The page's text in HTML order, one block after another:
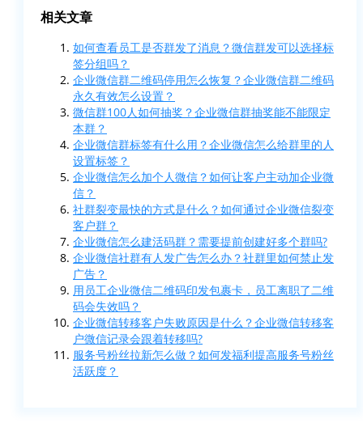
相关文章
如何查看员工是否群发了消息？微信群发可以选择标
签分组吗？
企业微信群二维码停用怎么恢复？企业微信群二维码
永久有效怎么设置？
微信群100人如何抽奖？企业微信群抽奖能不能限定
本群？
企业微信群标签有什么用？企业微信怎么给群里的人
设置标签？
企业微信怎么加个人微信？如何让客户主动加企业微
信？
社群裂变最快的方式是什么？如何通过企业微信裂变
客户群？
企业微信怎么建活码群？需要提前创建好多个群吗?
企业微信社群有人发广告怎么办？社群里如何禁止发
广告？
用员工企业微信二维码印发包裹卡，员工离职了二维
码会失效吗？
企业微信转移客户失败原因是什么？企业微信转移客
户微信记录会跟着转移吗?
服务号粉丝拉新怎么做？如何发福利提高服务号粉丝
活跃度？